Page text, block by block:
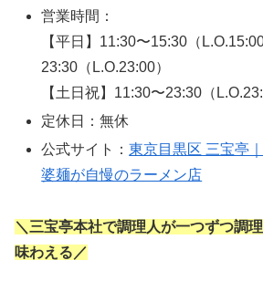
営業時間：
【平日】11:30〜15:30（
23:30（L.O.23:00）
【土日祝】11:30〜23:30（
定休日：無休
公式サイト：東京目黒区 三宝亭
婆麺が自慢のラーメン店
＼三宝亭本社で調理人が一つずつ調
味わえる ／